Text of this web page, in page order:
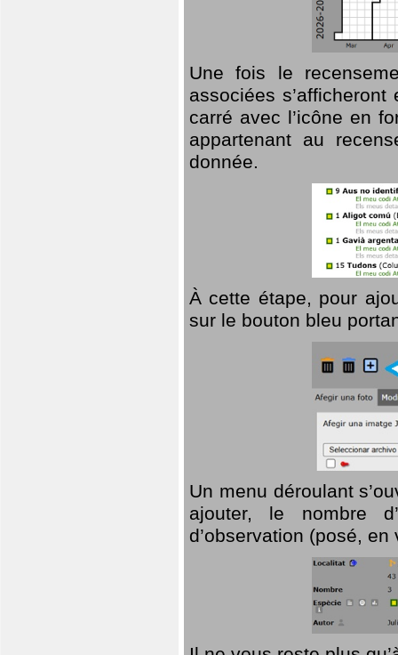
Une fois le
associées
carré avec l’icône en
appartenant au
donnée.
À cette étape, pour
sur le bouton bleu
Un menu déroulant
ajouter, le nombre
d’observation (posé,